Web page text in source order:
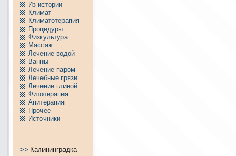
Из истории
Климат
Климатотерапия
Пpоцедуры
Физкультура
Массаж
Лечение водой
Ванны
Лечение паpом
Лечебные грязи
Лечение глиной
Фитотерапия
Апитерапия
Пpочее
Источники
>> Калининградка